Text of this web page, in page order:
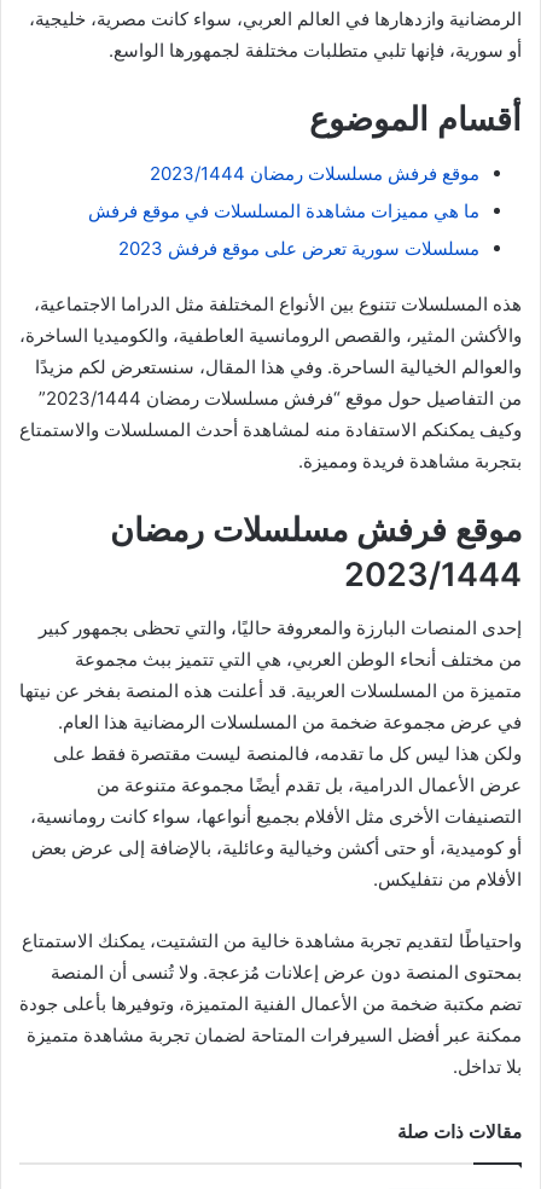
الرمضانية وازدهارها في العالم العربي، سواء كانت مصرية، خليجية،
أو سورية، فإنها تلبي متطلبات مختلفة لجمهورها الواسع.
أقسام الموضوع
موقع فرفش مسلسلات رمضان 2023/1444
ما هي مميزات مشاهدة المسلسلات في موقع فرفش
مسلسلات سورية تعرض على موقع فرفش 2023
هذه المسلسلات تتنوع بين الأنواع المختلفة مثل الدراما الاجتماعية،
والأكشن المثير، والقصص الرومانسية العاطفية، والكوميديا الساخرة،
والعوالم الخيالية الساحرة. وفي هذا المقال، سنستعرض لكم مزيدًا
من التفاصيل حول موقع “فرفش مسلسلات رمضان 2023/1444”
وكيف يمكنكم الاستفادة منه لمشاهدة أحدث المسلسلات والاستمتاع
بتجربة مشاهدة فريدة ومميزة.
موقع فرفش مسلسلات رمضان
2023/1444
إحدى المنصات البارزة والمعروفة حاليًا، والتي تحظى بجمهور كبير
من مختلف أنحاء الوطن العربي، هي التي تتميز ببث مجموعة
متميزة من المسلسلات العربية. قد أعلنت هذه المنصة بفخر عن نيتها
في عرض مجموعة ضخمة من المسلسلات الرمضانية هذا العام.
ولكن هذا ليس كل ما تقدمه، فالمنصة ليست مقتصرة فقط على
عرض الأعمال الدرامية، بل تقدم أيضًا مجموعة متنوعة من
التصنيفات الأخرى مثل الأفلام بجميع أنواعها، سواء كانت رومانسية،
أو كوميدية، أو حتى أكشن وخيالية وعائلية، بالإضافة إلى عرض بعض
الأفلام من نتفليكس.
واحتياطًا لتقديم تجربة مشاهدة خالية من التشتيت، يمكنك الاستمتاع
بمحتوى المنصة دون عرض إعلانات مُزعجة. ولا تُنسى أن المنصة
تضم مكتبة ضخمة من الأعمال الفنية المتميزة، وتوفيرها بأعلى جودة
ممكنة عبر أفضل السيرفرات المتاحة لضمان تجربة مشاهدة متميزة
بلا تداخل.
مقالات ذات صلة